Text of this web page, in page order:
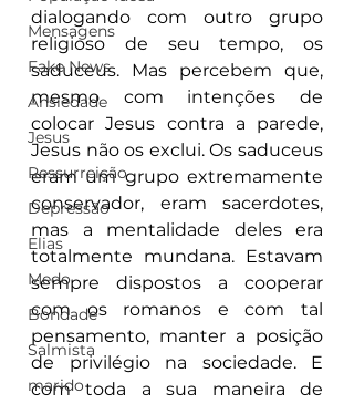
Mensagens
Fake News
Ansiedade
Jesus
Ressurreição
Depressão
Elias
Medo
Bondade
Salmista
marido
dialogando com outro grupo
religioso de seu tempo, os
saduceus. Mas percebem que,
mesmo com intenções de
colocar Jesus contra a parede,
Jesus não os exclui. Os saduceus
eram um grupo extremamente
conservador, eram sacerdotes,
mas a mentalidade deles era
totalmente mundana. Estavam
sempre dispostos a cooperar
com os romanos e com tal
pensamento, manter a posição
de privilégio na sociedade. E
com toda a sua maneira de